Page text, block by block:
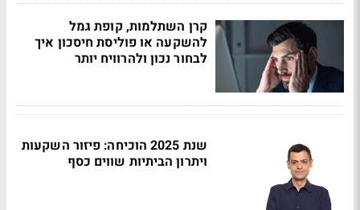
קרן השתלמות, קופת גמל
להשקעה או פוליסת חיסכון איך
לבחור נכון ולהרוויח יותר
שנת 2025 הוכיחה: פיזור השקעות
ויתרון הביתיות שווים כסף